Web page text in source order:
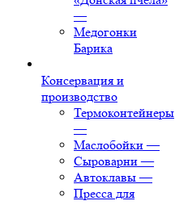
—
Медогонки
Барика
Консервация и
производство
Термоконтейнеры
—
Маслобойки —
Сыроварни —
Автоклавы —
Пресса для